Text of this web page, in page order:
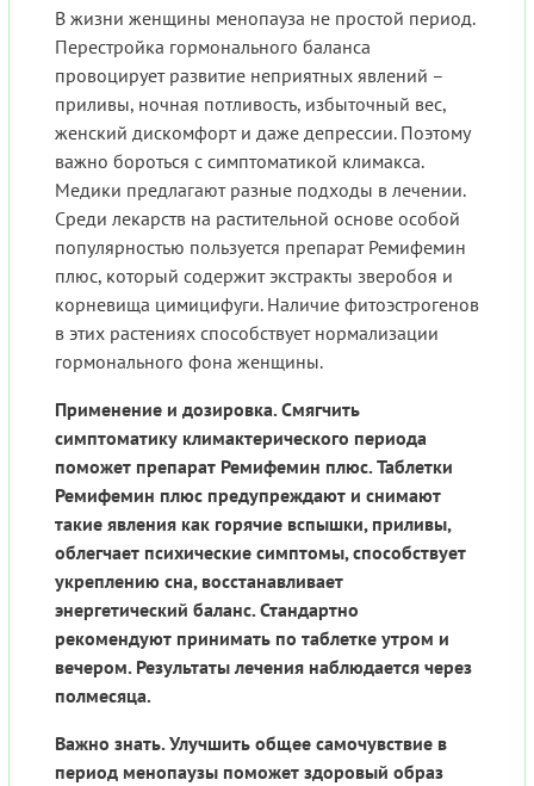
В жизни женщины менопауза не простой период.
Перестройка гормонального баланса
провоцирует развитие неприятных явлений –
приливы, ночная потливость, избыточный вес,
женский дискомфорт и даже депрессии. Поэтому
важно бороться с симптоматикой климакса.
Медики предлагают разные подходы в лечении.
Среди лекарств на растительной основе особой
популярностью пользуется препарат Ремифемин
плюс, который содержит экстракты зверобоя и
корневища цимицифуги. Наличие фитоэстрогенов
в этих растениях способствует нормализации
гормонального фона женщины.
Применение и дозировка. Смягчить
симптоматику климактерического периода
поможет препарат Ремифемин плюс. Таблетки
Ремифемин плюс предупреждают и снимают
такие явления как горячие вспышки, приливы,
облегчает психические симптомы, способствует
укреплению сна, восстанавливает
энергетический баланс. Стандартно
рекомендуют принимать по таблетке утром и
вечером. Результаты лечения наблюдается через
полмесяца.
Важно знать. Улучшить общее самочувствие в
период менопаузы поможет здоровый образ